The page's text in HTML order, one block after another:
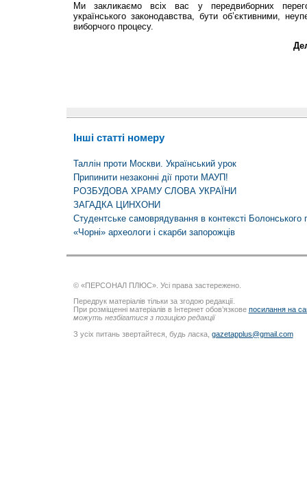
Ми закликаємо всіх вас у передвиборних
українського законодавства, бути об’єктивними,
виборчого процесу.
Інші статті номеру
Таллін проти Москви. Український урок
Припинити незаконні дії проти МАУП!
РОЗБУДОВА ХРАМУ СЛОВА УКРАЇНИ
ЗАГАДКА ЦИНХОНИ
Студентське самоврядування в контексті Болонського
«Чорні» археологи і скарби запорожців
© «ПЕРСОНАЛ ПЛЮС». Усі права застережено.
Передрук матеріалів тільки за згодою редакції.
При розміщенні матеріалів в Інтернет обов’язкове посилання на
можуть незбігатися з позицією редакції
З усіх питань звертайтеся, будь ласка, gazetapplus@gmail.com